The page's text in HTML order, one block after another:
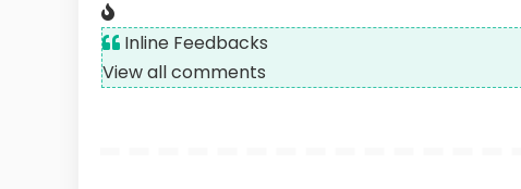
Inline Feedbacks
View all comments